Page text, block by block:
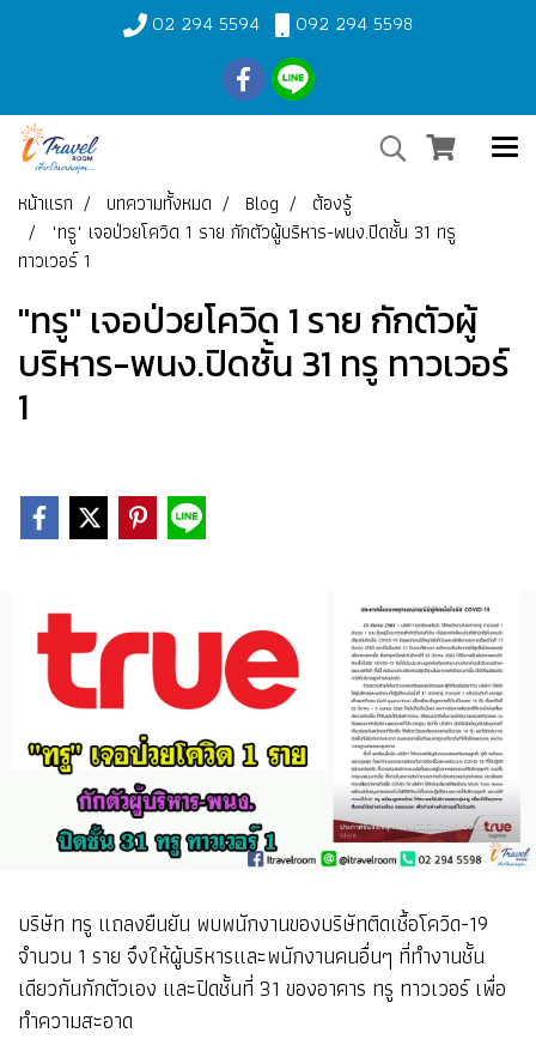
02 294 5594 092 294 5598
หน้าแรก บทความทั้งหมด Blog
ต้องรู้
"ทรู" เจอป่วยโควิด 1 ราย กักตัวผู้บริหาร-พนง.ปิดชั้น 31 ทรู
ทาวเวอร์ 1
"ทรู" เจอป่วยโควิด 1 ราย กักตัวผู้
บริหาร-พนง.ปิดชั้น 31 ทรู ทาวเวอร์
1
บริษัท ทรู แถลงยืนยัน พบพนักงานของบริษัทติดเชื้อโควิด-19
จำนวน 1 ราย จึงให้ผู้บริหารและพนักงานคนอื่นๆ ที่ทำงานชั้น
เดียวกันกักตัวเอง และปิดชั้นที่ 31 ของอาคาร ทรู ทาวเวอร์ เพื่อ
ทำความสะอาด